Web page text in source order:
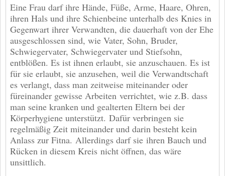
Eine Frau darf ihre Hände, Füße, Arme, Haare, Ohren,
ihren Hals und ihre Schienbeine unterhalb des Knies in
Gegenwart ihrer Verwandten, die dauerhaft von der Ehe
ausgeschlossen sind, wie Vater, Sohn, Bruder,
Schwiegervater, Schwiegervater und Stiefsohn,
entblößen. Es ist ihnen erlaubt, sie anzuschauen. Es ist
für sie erlaubt, sie anzusehen, weil die Verwandtschaft
es verlangt, dass man zeitweise miteinander oder
füreinander gewisse Arbeiten verrichtet, wie z.B. dass
man seine kranken und gealterten Eltern bei der
Körperhygiene unterstützt. Dafür verbringen sie
regelmäßig Zeit miteinander und darin besteht kein
Anlass zur Fitna. Allerdings darf sie ihren Bauch und
Rücken in diesem Kreis nicht öffnen, das wäre
unsittlich.